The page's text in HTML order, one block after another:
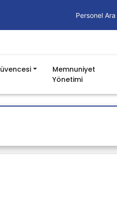
Personel Ara
Prosedürler
Memnuniyet
Yönetimi